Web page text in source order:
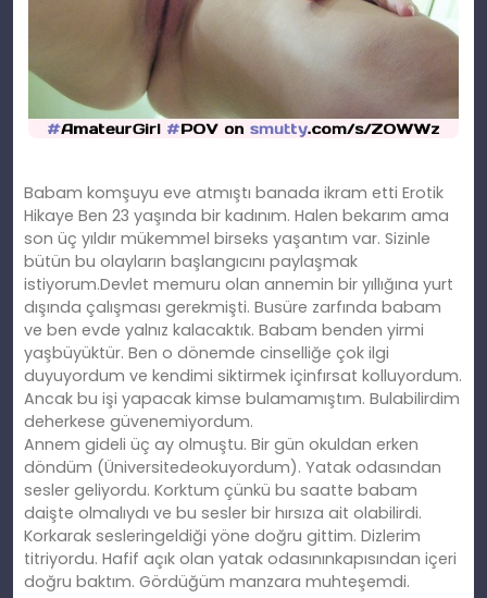
Babam komşuyu eve atmıştı banada ikram etti Erotik
Hikaye Ben 23 yaşında bir kadınım. Halen bekarım ama
son üç yıldır mükemmel birseks yaşantım var. Sizinle
bütün bu olayların başlangıcını paylaşmak
istiyorum.Devlet memuru olan annemin bir yıllığına yurt
dışında çalışması gerekmişti. Busüre zarfında babam
ve ben evde yalnız kalacaktık. Babam benden yirmi
yaşbüyüktür. Ben o dönemde cinselliğe çok ilgi
duyuyordum ve kendimi siktirmek içinfırsat kolluyordum.
Ancak bu işi yapacak kimse bulamamıştım. Bulabilirdim
deherkese güvenemiyordum.
Annem gideli üç ay olmuştu. Bir gün okuldan erken
döndüm (Üniversitedeokuyordum). Yatak odasından
sesler geliyordu. Korktum çünkü bu saatte babam
daişte olmalıydı ve bu sesler bir hırsıza ait olabilirdi.
Korkarak sesleringeldiği yöne doğru gittim. Dizlerim
titriyordu. Hafif açık olan yatak odasınınkapısından içeri
doğru baktım. Gördüğüm manzara muhteşemdi.